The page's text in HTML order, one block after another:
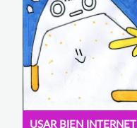
USAR BIEN INTERNET